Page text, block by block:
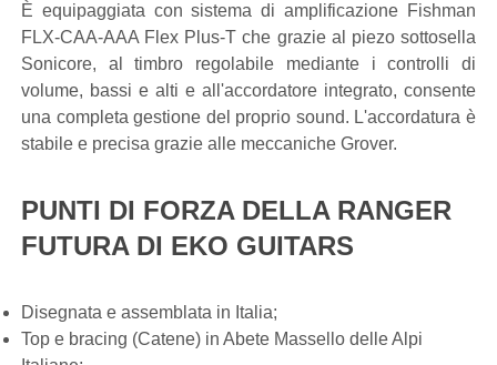
È equipaggiata con sistema di amplificazione Fishman
FLX-CAA-AAA Flex Plus-T che grazie al piezo sottosella
Sonicore, al timbro regolabile mediante i controlli di
volume, bassi e alti e all'accordatore integrato, consente
una completa gestione del proprio sound. L'accordatura è
stabile e precisa grazie alle meccaniche Grover.
PUNTI DI FORZA DELLA RANGER
FUTURA DI EKO GUITARS
Disegnata e assemblata in Italia;
Top e bracing (Catene) in Abete Massello delle Alpi